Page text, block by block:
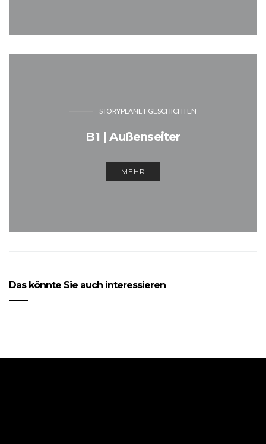
STORYPLANET GESCHICHTEN
B1 | Außenseiter
MEHR
Das könnte Sie auch interessieren